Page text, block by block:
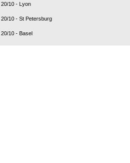
20/10 - Lyon
20/10 - St Petersburg
20/10 - Basel